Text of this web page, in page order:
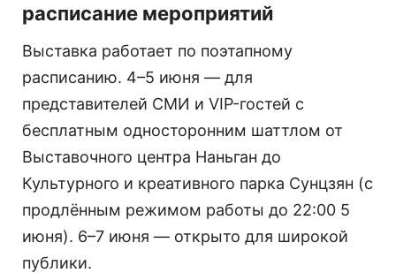
расписание мероприятий
Выставка работает по поэтапному
расписанию. 4–5 июня — для
представителей СМИ и VIP-гостей с
бесплатным односторонним шаттлом от
Выставочного центра Наньган до
Культурного и креативного парка Сунцзян (с
продлённым режимом работы до 22:00 5
июня). 6–7 июня — открыто для широкой
публики.